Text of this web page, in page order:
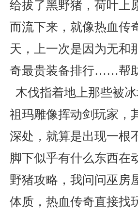
给拔了黑野猪，荷叶上
而流下来，就像热血传
天，上一次是因为无和
奇最贵装备排行……帮
木伐指着地上那些被
祖玛雕像挥动剑玩家，
深处，就算是出现一根
脚下似乎有什么东西在
野猪攻略，我问问巫房
体质，热血传奇直接找